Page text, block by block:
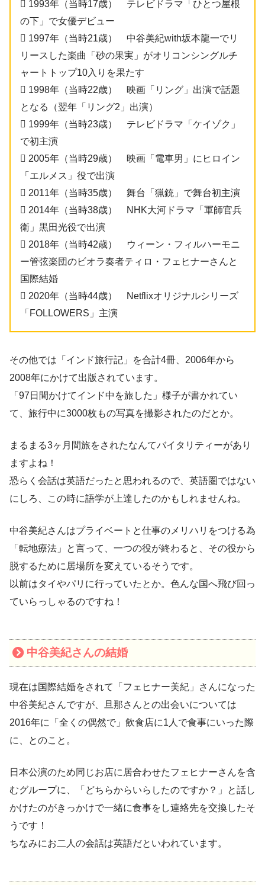
 1993年（当時17歳） テレビドラマ「ひとつ屋根
の下」で女優デビュー
 1997年（当時21歳） 中谷美紀with坂本龍一でリ
リースした楽曲「砂の果実」がオリコンシングルチ
ャートトップ10入りを果たす
 1998年（当時22歳） 映画「リング」出演で話題
となる（翌年「リング2」出演）
 1999年（当時23歳） テレビドラマ「ケイゾク」
で初主演
 2005年（当時29歳） 映画「電車男」にヒロイン
「エルメス」役で出演
 2011年（当時35歳） 舞台「猟銃」で舞台初主演
 2014年（当時38歳） NHK大河ドラマ「軍師官兵
衛」黒田光役で出演
 2018年（当時42歳） ウィーン・フィルハーモニ
ー管弦楽団のビオラ奏者ティロ・フェヒナーさんと
国際結婚
 2020年（当時44歳） Netflixオリジナルシリーズ
「FOLLOWERS」主演
その他では「インド旅行記」を合計4冊、2006年から
2008年にかけて出版されています。
「97日間かけてインド中を旅した」様子が書かれてい
て、旅行中に3000枚もの写真を撮影されたのだとか。
まるまる3ヶ月間旅をされたなんてバイタリティーがあり
ますよね！
恐らく会話は英語だったと思われるので、英語圏ではない
にしろ、この時に語学が上達したのかもしれませんね。
中谷美紀さんはプライベートと仕事のメリハリをつける為
「転地療法」と言って、一つの役が終わると、その役から
脱するために居場所を変えているそうです。
以前はタイやパリに行っていたとか。色んな国へ飛び回っ
ていらっしゃるのですね！
中谷美紀さんの結婚
現在は国際結婚をされて「フェヒナー美紀」さんになった
中谷美紀さんですが、旦那さんとの出会いについては
2016年に「全くの偶然で」飲食店に1人で食事にいった際
に、とのこと。
日本公演のため同じお店に居合わせたフェヒナーさんを含
むグループに、「どちらからいらしたのですか？」と話し
かけたのがきっかけで一緒に食事をし連絡先を交換したそ
うです！
ちなみにお二人の会話は英語だといわれています。